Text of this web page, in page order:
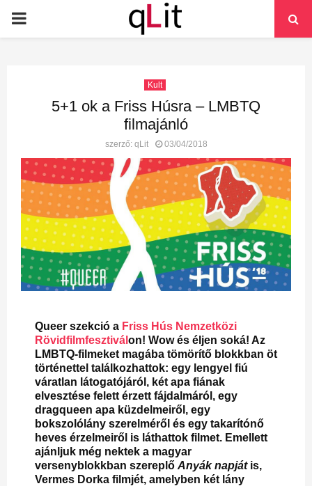
PRIMARY
Kult
5+1 ok a Friss Húsra – LMBTQ
filmajánló
szerző: qLit 03/04/2018
Queer szekció a Friss Hús Nemzetközi
Rövidfilmfesztivál on! Wow és éljen soká! Az
LMBTQ-filmeket magába tömörítő blokkban öt
történettel találkozhattok: egy lengyel fiú
váratlan látogatójáról, két apa fiának
elvesztése felett érzett fájdalmáról, egy
dragqueen apa küzdelmeiről, egy
bokszolólány szerelméről és egy takarítónő
heves érzelmeiről is láthattok filmet. Emellett
ajánljuk még nektek a magyar
versenyblokkban szereplő Anyák napjátis,
Vermes Dorka filmjét, amelyben két lány